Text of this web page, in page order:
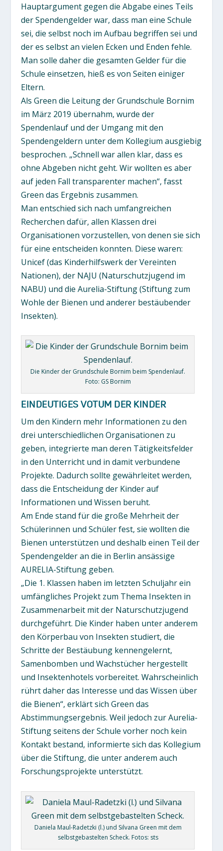
Hauptargument gegen die Abgabe eines Teils
der Spendengelder war, dass man eine Schule
sei, die selbst noch im Aufbau begriffen sei und
der es selbst an vielen Ecken und Enden fehle.
Man solle daher die gesamten Gelder für die
Schule einsetzen, hieß es von Seiten einiger
Eltern.
Als Green die Leitung der Grundschule Bornim
im März 2019 übernahm, wurde der
Spendenlauf und der Umgang mit den
Spendengeldern unter dem Kollegium ausgiebig
besprochen. „Schnell war allen klar, dass es
ohne Abgeben nicht geht. Wir wollten es aber
auf jeden Fall transparenter machen“, fasst
Green das Ergebnis zusammen.
Man entschied sich nach umfangreichen
Recherchen dafür, allen Klassen drei
Organisationen vorzustellen, von denen sie sich
für eine entscheiden konnten. Diese waren:
Unicef (das Kinderhilfswerk der Vereinten
Nationen), der NAJU (Naturschutzjugend im
NABU) und die Aurelia-Stiftung (Stiftung zum
Wohle der Bienen und anderer bestäubender
Insekten).
Die Kinder der Grundschule Bornim beim Spendenlauf.
Foto: GS Bornim
EINDEUTIGES VOTUM DER KINDER
Um den Kindern mehr Informationen zu den
drei unterschiedlichen Organisationen zu
geben, integrierte man deren Tätigkeitsfelder
in den Unterricht und in damit verbundene
Projekte. Dadurch sollte gewährleitet werden,
dass die Entscheidung der Kinder auf
Informationen und Wissen beruht.
Am Ende stand für die große Mehrheit der
Schülerinnen und Schüler fest, sie wollten die
Bienen unterstützen und deshalb einen Teil der
Spendengelder an die in Berlin ansässige
AURELIA-Stiftung geben.
„Die 1. Klassen haben im letzten Schuljahr ein
umfängliches Projekt zum Thema Insekten in
Zusammenarbeit mit der Naturschutzjugend
durchgeführt. Die Kinder haben unter anderem
den Körperbau von Insekten studiert, die
Schritte der Bestäubung kennengelernt,
Samenbomben und Wachstücher hergestellt
und Insektenhotels vorbereitet. Wahrscheinlich
rührt daher das Interesse und das Wissen über
die Bienen“, erklärt sich Green das
Abstimmungsergebnis. Weil jedoch zur Aurelia-
Stiftung seitens der Schule vorher noch kein
Kontakt bestand, informierte sich das Kollegium
über die Stiftung, die unter anderem auch
Forschungsprojekte unterstützt.
Daniela Maul-Radetzki (l.) und Silvana Green mit dem
selbstgebastelten Scheck. Fotos: sts